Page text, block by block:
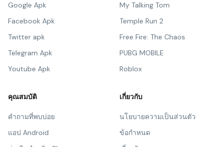
Google Apk
Facebook Apk
Twitter apk
Telegram Apk
Youtube Apk
My Talking Tom
Temple Run 2
Free Fire: The Chaos
PUBG MOBILE
Roblox
คุณสมบัติ
คำถามที่พบบ่อย
แอป Android
เกี่ยวกับ
นโยบายความเป็นส่วนตัว
ข้อกำหนด